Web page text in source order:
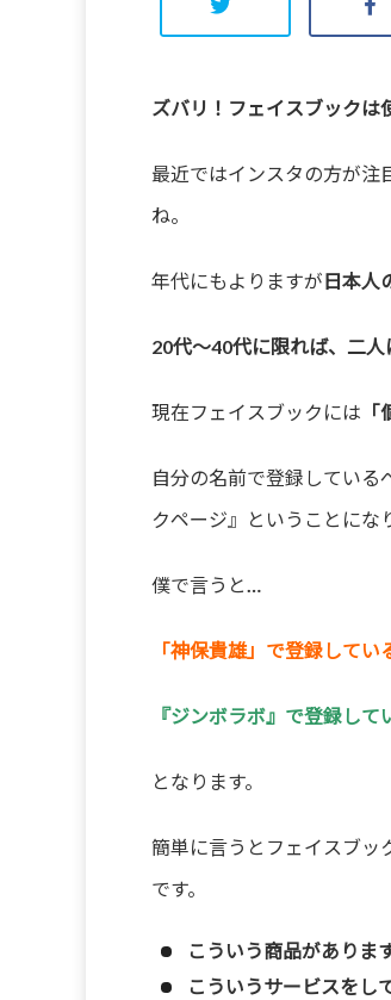
ズバリ！フェイスブックは
最近ではインスタの方が注
ね。
年代にもよりますが日本人
20代～40代に限れば、二
現在フェイスブックには
自分の名前で登録している
クページ』ということにな
僕で言うと…
「神保貴雄」で登録して
『ジンボラボ』で登録し
となります。
簡単に言うとフェイスブッ
です。
こういう商品がありま
こういうサービスをし